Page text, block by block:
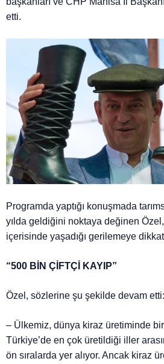
etti.
Programda yaptığı konuşmada
yılda geldiğini noktaya değinen
içerisinde yaşadığı gerilemeye
“500 BİN ÇİFTÇİ KAYIP”
Özel, sözlerine şu şekilde devam etti:
– Ülkemiz, dünya kiraz üretiminde
Türkiye’de en çok üretildiği iller
ön sıralarda yer alıyor. Ancak kiraz